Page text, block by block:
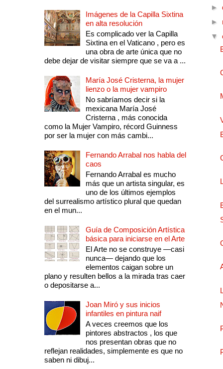
Imágenes de la Capilla Sixtina
en alta resolución
Es complicado ver la Capilla
Sixtina en el Vaticano , pero es
una obra de arte única que no
debe dejar de visitar siempre que se va a ...
María José Cristerna, la mujer
lienzo o la mujer vampiro
No sabríamos decir si la
mexicana María José
Cristerna , más conocida
como la Mujer Vampiro, récord Guinness
por ser la mujer con más cambi...
Fernando Arrabal nos habla del
caos
Fernando Arrabal es mucho
más que un artista singular, es
uno de los últimos ejemplos
del surrealismo artístico plural que quedan
en el mun...
Guía de Composición Artística
básica para iniciarse en el Arte
El Arte no se construye —casi
nunca— dejando que los
elementos caigan sobre un
plano y resulten bellos a la mirada tras caer
o depositarse a...
Joan Miró y sus inicios
infantiles en pintura naif
A veces creemos que los
pintores abstractos , los que
nos presentan obras que no
reflejan realidades, simplemente es que no
saben ni dibuj...
►
►
▼